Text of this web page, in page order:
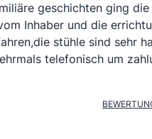
geschichten ging
Inhaber und die
stühle sind sehr
telefonisch um